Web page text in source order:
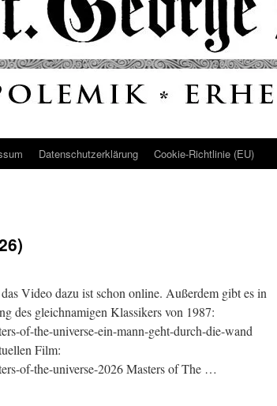
Datenschutz­erklärung Cookie-Richtlinie (EU)
Video dazu ist schon online. Außerdem gibt es in
des gleichnamigen Klassikers von 1987:
of-the-universe-ein-mann-geht-durch-die-wand
Film:
of-the-universe-2026 Masters of The …